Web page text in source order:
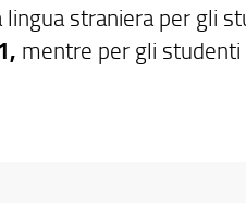
straniera per gli
mentre per gli